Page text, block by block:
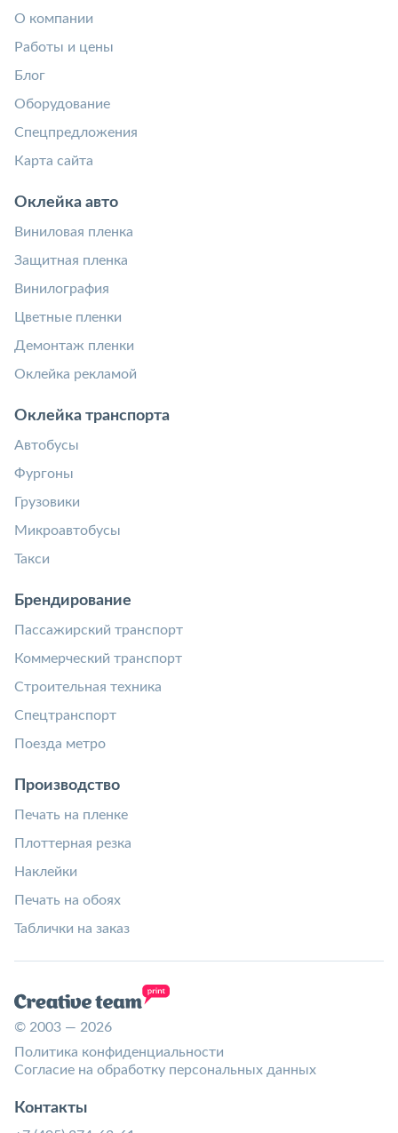
О компании
Работы и цены
Блог
Оборудование
Спецпредложения
Карта сайта
Оклейка авто
Виниловая пленка
Защитная пленка
Винилография
Цветные пленки
Демонтаж пленки
Оклейка рекламой
Оклейка транспорта
Автобусы
Фургоны
Грузовики
Микроавтобусы
Такси
Брендирование
Пассажирский транспорт
Коммерческий транспорт
Строительная техника
Спецтранспорт
Поезда метро
Производство
Печать на пленке
Плоттерная резка
Наклейки
Печать на обоях
Таблички на заказ
© 2003 — 2026
Политика конфиденциальности
Согласие на обработку персональных данных
Контакты